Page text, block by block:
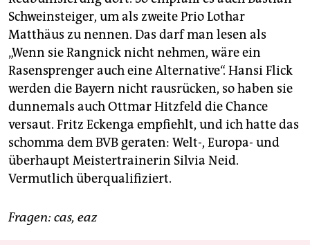
Schweinsteiger, um als zweite Prio Lothar
Matthäus zu nennen. Das darf man lesen als
„Wenn sie Rangnick nicht nehmen, wäre ein
Rasensprenger auch eine Alternative“. Hansi Flick
werden die Bayern nicht rausrücken, so haben sie
dunnemals auch Ottmar Hitzfeld die Chance
versaut. Fritz Eckenga empfiehlt, und ich hatte das
schomma dem BVB geraten: Welt-, Europa- und
überhaupt Meistertrainerin Silvia Neid.
Vermutlich überqualifiziert.
Fragen: cas, eaz